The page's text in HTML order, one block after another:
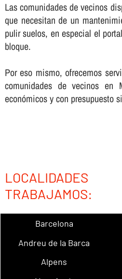
Las comunidades de vecinos
que necesitan de un
pulir suelos, en especial el
bloque.
Por eso mismo, ofrecemos
comunidades de vecinos en
económicos y con presupuesto
TRABAJAMOS:
Barcelona
Andreu de la Barca
Alpens